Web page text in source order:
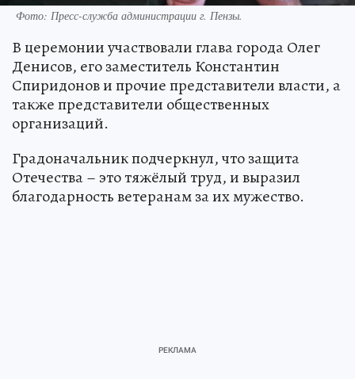
Фото: Пресс-служба администрации г. Пензы.
В церемонии участвовали глава города Олег
Денисов, его заместитель Константин
Спиридонов и прочие представители власти, а
также представители общественных
организаций.
Градоначальник подчеркнул, что защита
Отечества – это тяжёлый труд, и выразил
благодарность ветеранам за их мужество.